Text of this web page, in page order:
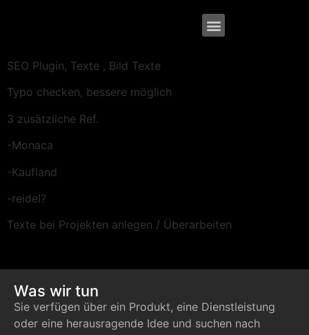
SEO Plugin, Texte , Bild Texte
Typo checken, bessere möglich
3 zusätzliche Ref.
-Monaca
-Kaufland
-reidel?
Texte bei Projekten anlegen / Überarbeiten
Was wir tun
Sie verfügen über ein Produkt, eine Dienstleistung
oder eine herausragende Idee und suchen nach